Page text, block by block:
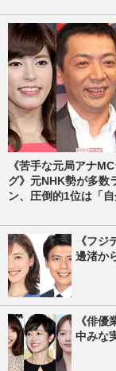
《苦手な元局アナ
グ》元NHK勢が多数
ン、圧倒的1位は「
《フ
邊渚か
《俳
中みな